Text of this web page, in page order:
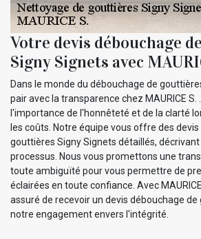
Votre devis débouchage
Signy Signets avec
Dans le monde du débouchage de
pair avec la transparence chez MAURICE S.
l'importance de l'honnêteté et de la clarté
les coûts. Notre équipe vous offre des
gouttières Signy Signets détaillés,
processus. Nous vous promettons une
toute ambiguïté pour vous permettre de
éclairées en toute confiance. Avec
assuré de recevoir un devis débouchage
notre engagement envers l'intégrité.